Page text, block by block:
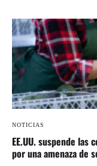
NOTICIAS
EE.UU. suspende las
por una amenaza de